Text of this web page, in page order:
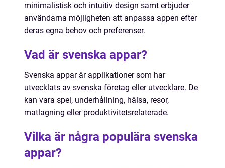
minimalistisk och intuitiv design samt erbjuder
användarna möjligheten att anpassa appen efter
deras egna behov och preferenser.
Vad är svenska appar?
Svenska appar är applikationer som har
utvecklats av svenska företag eller utvecklare. De
kan vara spel, underhållning, hälsa, resor,
matlagning eller produktivitetsrelaterade.
Vilka är några populära svenska
appar?